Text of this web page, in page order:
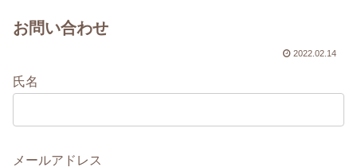
お問い合わせ
2022.02.14
氏名
メールアドレス